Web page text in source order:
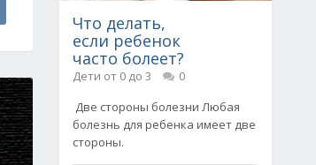
Что делать,
если ребенок
часто болеет?
Дети от 0 до 3
0
Две стороны болезни Любая
болезнь для ребенка имеет две
стороны.